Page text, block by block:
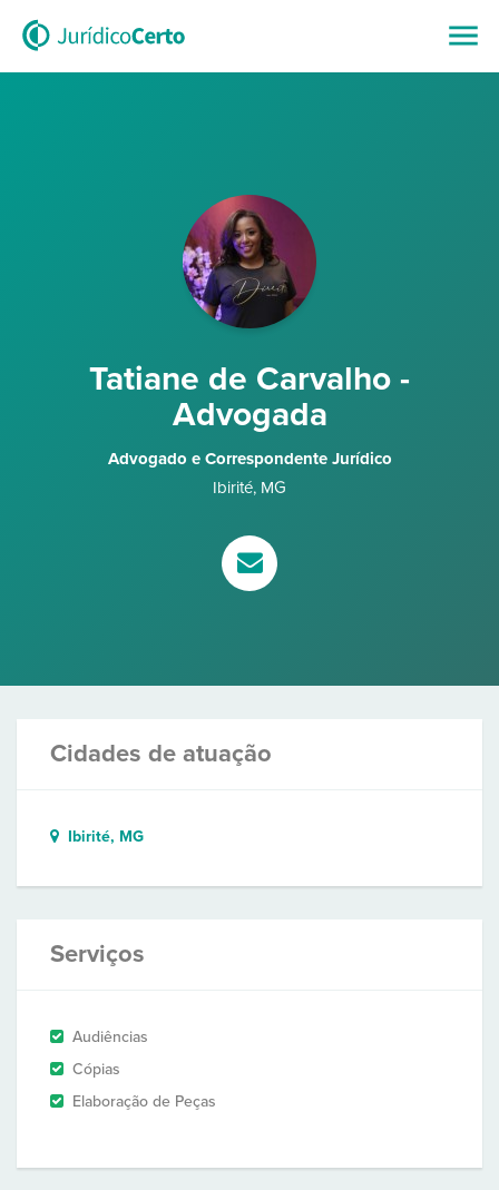
Tatiane de Carvalho -
Advogada
Advogado e Correspondente Jurídico
Ibirité, MG
Cidades de atuação
Ibirité, MG
Serviços
Audiências
Cópias
Elaboração de Peças